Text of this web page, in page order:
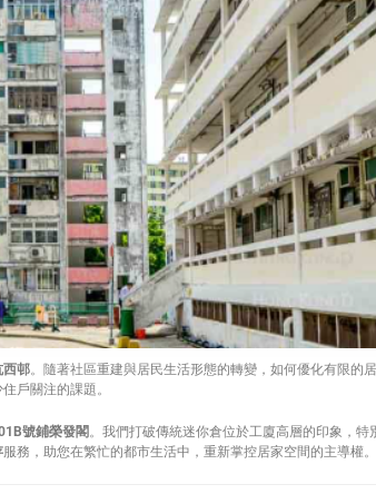
西邨。隨著社區重建與居民生活形態的轉變，如何優化有限的
戶關注的課題。
號鋪榮發閣。我們打破傳統迷你倉位於工廈高層的印象，特
服務，助您在繁忙的都市生活中，重新掌控居家空間的主導權。